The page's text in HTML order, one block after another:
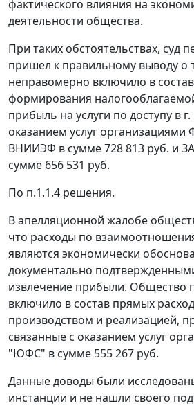
фактического влияния на
деятельности общества.
При таких обстоятельствах, суд
пришел к правильному выводу о
неправомерно включило в
формирования
прибыль на услуги по доступу в
оказанием услуг
ВНИИЭФ в сумме 728 813 руб. и
сумме 656 531 руб.
По п.1.1.4 решения.
В апелляционной жалобе
что расходы по
являются экономически
документально
извлечение прибыли. Общество
включило в состав прямых
производством и реализацией,
связанные с оказанием услуг
"ЮФС" в сумме 555 267 руб.
Данные доводы были
инстанции и не нашли своего